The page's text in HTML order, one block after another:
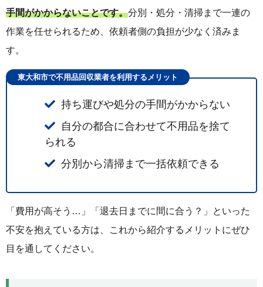
手間がかからないことです。分別・処分・清掃まで一連の
作業を任せられるため、依頼者側の負担が少なく済みま
す。
東大和市で不用品回収業者を利用するメリット
持ち運びや処分の手間がかからない
自分の都合に合わせて不用品を捨て
られる
分別から清掃まで一括依頼できる
「費用が高そう…」「退去日までに間に合う？」といった
不安を抱えている方は、これから紹介するメリットにぜひ
目を通してください。